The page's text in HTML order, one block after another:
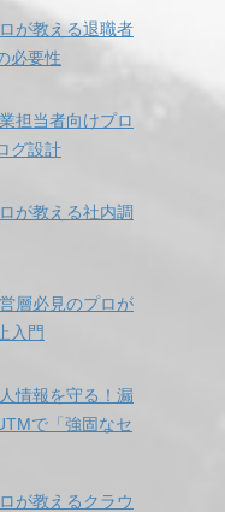
が教える退職者
必要性
担当者向けプロ
グ設計
が教える社内調
層必見のプロが
入門
情報を守る！漏
で「強固なセ
が教えるクラウ